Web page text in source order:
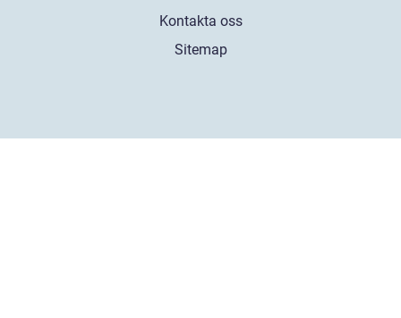
Kontakta oss
Sitemap